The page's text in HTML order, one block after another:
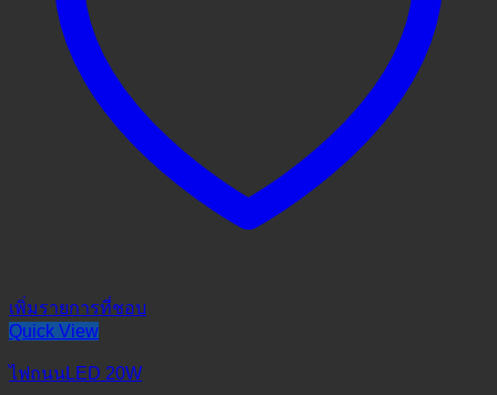
เพิ่มรายการที่ชอบ
Quick View
ไฟถนนLED 20W